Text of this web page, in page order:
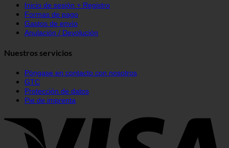
Inicio de sesión + Registro
Formas de pago
Gastos de envío
Anulación / Devolución
Nuestros servicios
Póngase en contacto con nosotros
GTC
Protección de datos
Pie de imprenta